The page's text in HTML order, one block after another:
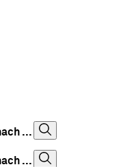
...
...